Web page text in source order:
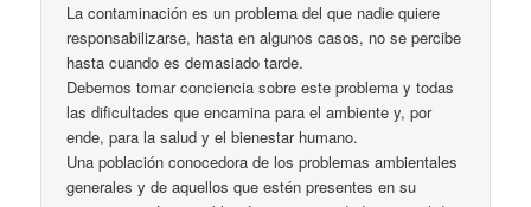
La contaminación es un problema del que nadie quiere
responsabilizarse, hasta en algunos casos, no se percibe
hasta cuando es demasiado tarde.
Debemos tomar conciencia sobre este problema y todas
las dificultades que encamina para el ambiente y, por
ende, para la salud y el bienestar humano.
Una población conocedora de los problemas ambientales
generales y de aquellos que estén presentes en su